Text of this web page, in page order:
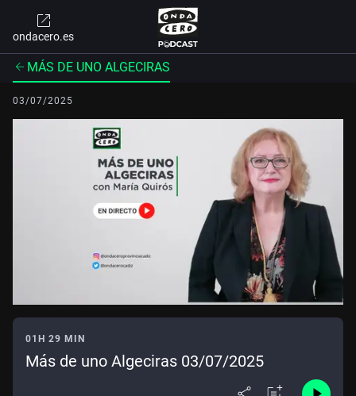
ondacero.es
MÁS DE UNO ALGECIRAS
03/07/2025
01H 29 MIN
Más de uno Algeciras 03/07/2025